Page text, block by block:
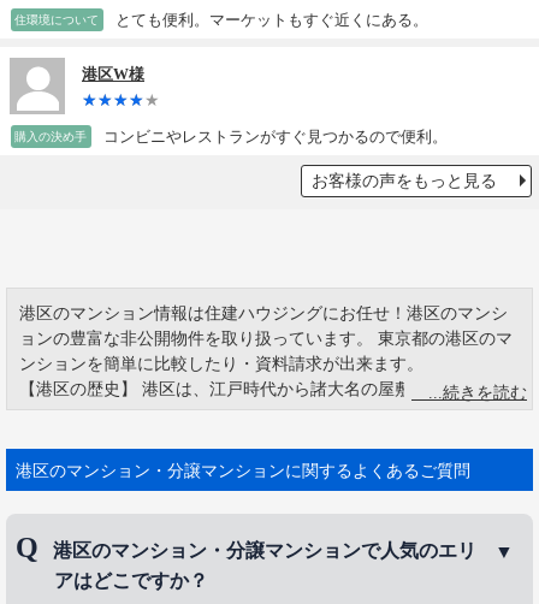
住環境について とても便利。マーケットもすぐ近くにある。
港区W様
購入の決め手 コンビニやレストランがすぐ見つかるので便利。
お客様の声をもっと見る
港区のマンション情報は住建ハウジングにお任せ！港区のマンシ
ョンの豊富な非公開物件を取り扱っています。 東京都の港区のマ
ンションを簡単に比較したり・資料請求が出来ます。
【港区の歴史】 港区は、江戸時代から諸大名の屋敷が置かれた由
緒正しい土地柄でもあります。 六本木の名前の由来として「上
とも言われています。 東京タワー、六本木ヒルズ、東京ミッドタ
ウン、赤坂サカス、レインボーブリッジなど、観光名所がたくさ
港区のマンション・分譲マンションに関するよくあるご質問
港区のマンション・分譲マンションで人気のエリ
アはどこですか？